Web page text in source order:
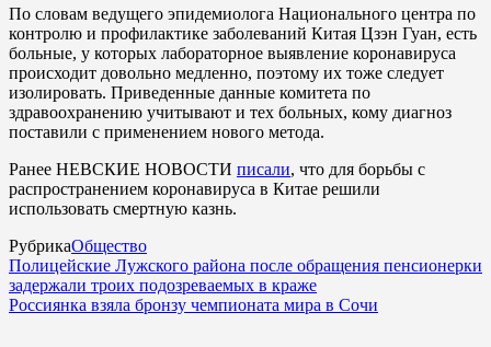
По словам ведущего эпидемиолога Национального центра по
контролю и профилактике заболеваний Китая Цзэн Гуан, есть
больные, у которых лабораторное выявление коронавируса
происходит довольно медленно, поэтому их тоже следует
изолировать. Приведенные данные комитета по
здравоохранению учитывают и тех больных, кому диагноз
поставили с применением нового метода.
Ранее НЕВСКИЕ НОВОСТИ писали, что для борьбы с
распространением коронавируса в Китае решили
использовать смертную казнь.
РубрикаОбщество
Полицейские Лужского района после обращения пенсионерки
задержали троих подозреваемых в краже
Россиянка взяла бронзу чемпионата мира в Сочи